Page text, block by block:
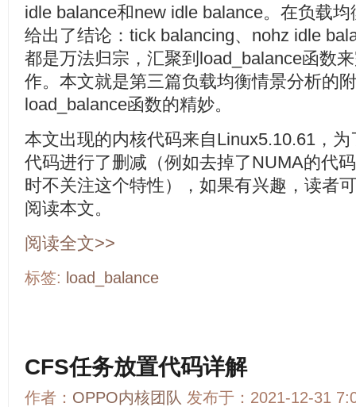
idle balance和new idle balance。在负载
给出了结论：tick balancing、nohz idle
都是万法归宗，汇聚到load_balance函数
作。本文就是第三篇负载均衡情景分析的
load_balance函数的精妙。
本文出现的内核代码来自Linux5.10.61，
代码进行了删减（例如去掉了NUMA的代
时不关注这个特性），如果有兴趣，读者
阅读本文。
阅读全文>>
标签: load_balance
CFS任务放置代码详解
作者： OPPO内核团队 发布于：2021-12-31